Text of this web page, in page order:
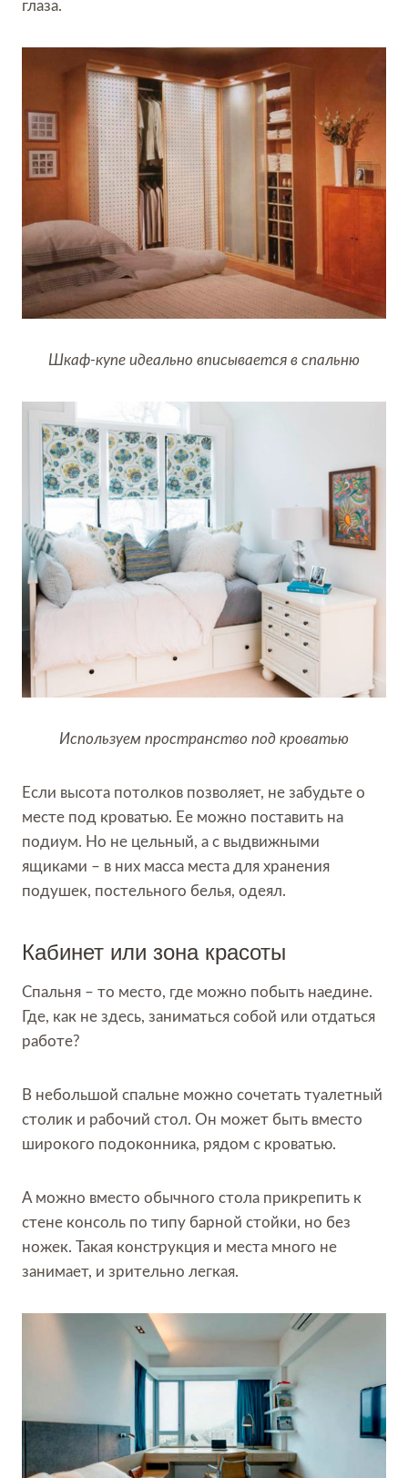
глаза.
Шкаф-купе идеально вписывается в спальню
Используем пространство под кроватью
Если высота потолков позволяет, не забудьте о
месте под кроватью. Ее можно поставить на
подиум. Но не цельный, а с выдвижными
ящиками – в них масса места для хранения
подушек, постельного белья, одеял.
Кабинет или зона красоты
Спальня – то место, где можно побыть наедине.
Где, как не здесь, заниматься собой или отдаться
работе?
В небольшой спальне можно сочетать туалетный
столик и рабочий стол. Он может быть вместо
широкого подоконника, рядом с кроватью.
А можно вместо обычного стола прикрепить к
стене консоль по типу барной стойки, но без
ножек. Такая конструкция и места много не
занимает, и зрительно легкая.